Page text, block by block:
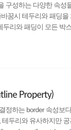
구성하는 다양한 속성
꿈시 테두리와 패딩을
두리와 패딩이 모든 박
속성으로 box에 하나
Property)
정하는 border 속성보
테두리와 유사하지만